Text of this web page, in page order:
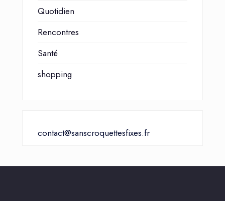
Quotidien
Rencontres
Santé
shopping
contact@sanscroquettesfixes.fr